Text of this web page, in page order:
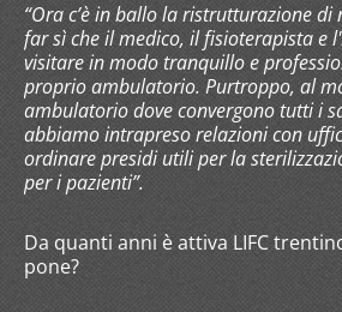
“Ora c’è in ballo la ristrutturazione
far sì che il medico, il fisioterapista e
visitare in modo tranquillo e
proprio ambulatorio. Purtroppo, al
ambulatorio dove convergono tutti i
abbiamo intrapreso relazioni con
ordinare presidi utili per la
per i pazienti”.
Da quanti anni è attiva LIFC
pone?